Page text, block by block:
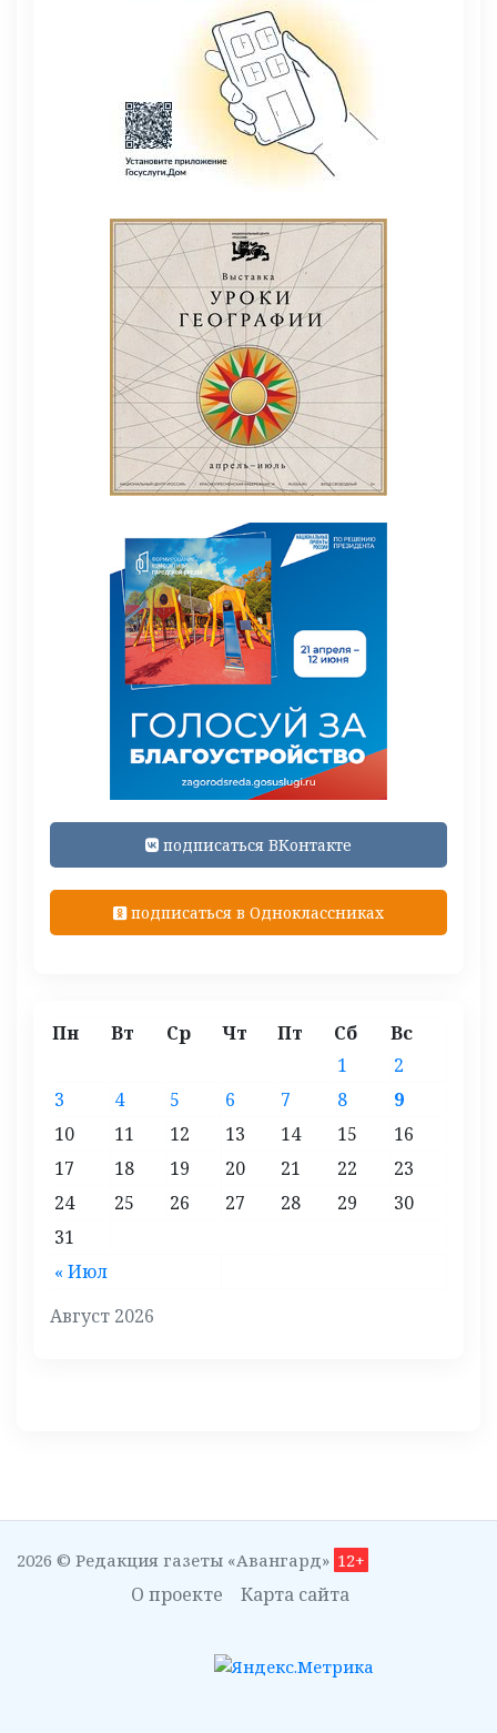
подписаться ВКонтакте
подписаться в Одноклассниках
Август 2026
Пн Вт Ср Чт Пт Сб Вс
« Июл
1
2
3
4 5 6 7 8
9
10
11 12 13 14 15
16
17
18 19 20 21 22
23
24
25 26 27 28 29
30
31
2026 © Редакция газеты «Авангард» 12+
О проекте Карта сайта